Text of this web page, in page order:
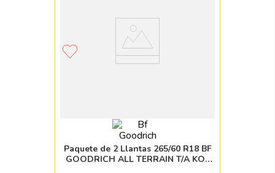
Paquete de 2 Llantas 265/60 R18 BF
GOODRICH ALL TERRAIN T/A KO3